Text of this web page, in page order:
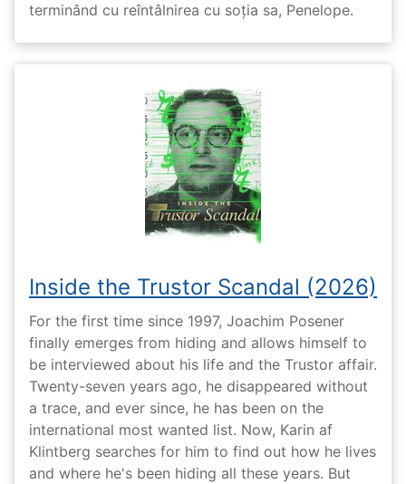
terminând cu reîntâlnirea cu soția sa, Penelope.
Inside the Trustor Scandal (2026)
For the first time since 1997, Joachim Posener
finally emerges from hiding and allows himself to
be interviewed about his life and the Trustor affair.
Twenty-seven years ago, he disappeared without
a trace, and ever since, he has been on the
international most wanted list. Now, Karin af
Klintberg searches for him to find out how he lives
and where he's been hiding all these years. But